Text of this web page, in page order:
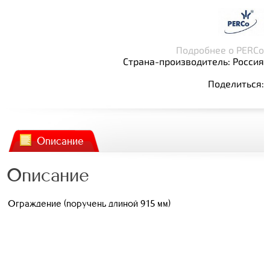
Подробнее о PERCo
Страна-производитель: Россия
Поделиться:
Описание
Описание
Ограждение (поручень длиной 915 мм)